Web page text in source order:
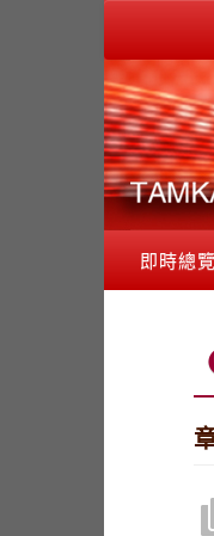
即時總覽